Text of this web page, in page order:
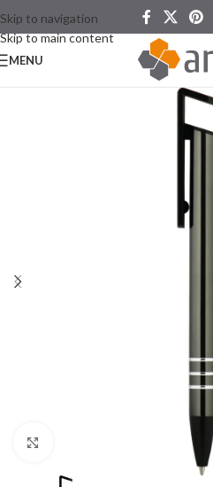
Skip to navigation
Skip to main content
MENU